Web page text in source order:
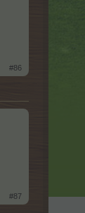
#86
#87